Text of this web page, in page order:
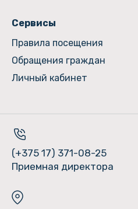
Сервисы
Правила посещения
Обращения граждан
Личный кабинет
(+375 17) 371-08-25
Приемная директора